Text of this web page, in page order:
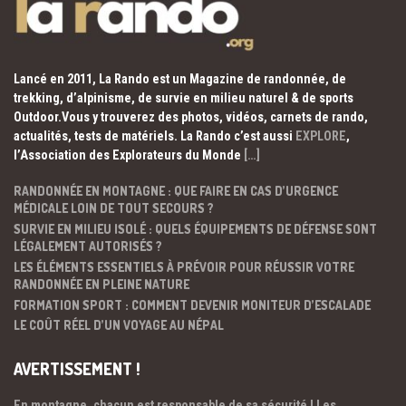
Lancé en 2011, La Rando est un Magazine de randonnée, de
trekking, d’alpinisme, de survie en milieu naturel & de sports
Outdoor.Vous y trouverez des photos, vidéos, carnets de rando,
actualités, tests de matériels. La Rando c’est aussi EXPLORE,
l’Association des Explorateurs du Monde […]
RANDONNÉE EN MONTAGNE : QUE FAIRE EN CAS D’URGENCE
MÉDICALE LOIN DE TOUT SECOURS ?
SURVIE EN MILIEU ISOLÉ : QUELS ÉQUIPEMENTS DE DÉFENSE SONT
LÉGALEMENT AUTORISÉS ?
LES ÉLÉMENTS ESSENTIELS À PRÉVOIR POUR RÉUSSIR VOTRE
RANDONNÉE EN PLEINE NATURE
FORMATION SPORT : COMMENT DEVENIR MONITEUR D’ESCALADE
LE COÛT RÉEL D’UN VOYAGE AU NÉPAL
AVERTISSEMENT !